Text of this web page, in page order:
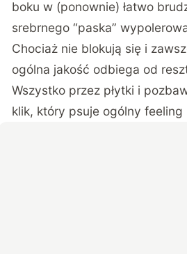
boku w (ponownie) łatwo
srebrnego “paska”
Chociaż nie blokują się i
ogólna jakość odbiega od
Wszystko przez płytki i
klik, który psuje ogólny